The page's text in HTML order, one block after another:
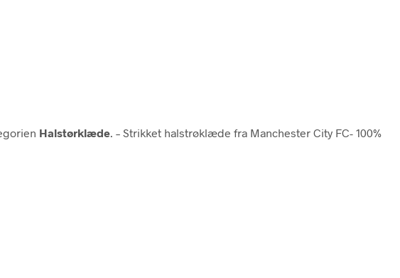
Halstørklæde . – Strikket halstrøklæde fra Manchester City FC- 100%